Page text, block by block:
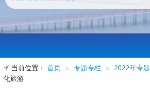
当前位置： 首页 » 专题专栏 » 2022年专题
化旅游